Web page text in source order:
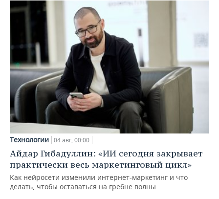
Технологии 04 авг, 00:00
Айдар Гибадуллин: «ИИ сегодня закрывает
практически весь маркетинговый цикл»
Как нейросети изменили интернет-маркетинг и что
делать, чтобы оставаться на гребне волны